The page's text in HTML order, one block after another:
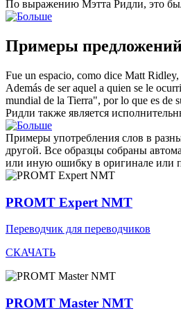
По выражению Мэтта Ридли, это
Примеры
Fue un espacio, como dice Matt Ridley,
Además de ser aquel a quien se le
mundial de la Tierra", por lo que es de
Ридли также является
Примеры употребления слов в
другой. Все образцы собраны
или иную ошибку в оригинале или
PROMT Expert NMT
Переводчик для переводчиков
СКАЧАТЬ
PROMT Master NMT